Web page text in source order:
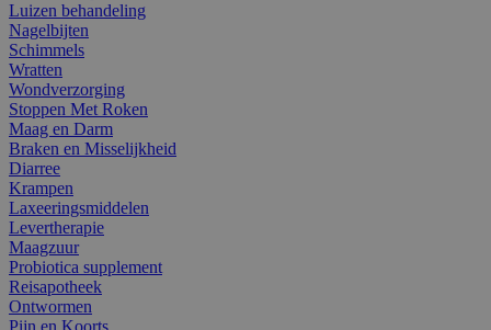
Luizen behandeling
Nagelbijten
Schimmels
Wratten
Wondverzorging
Stoppen Met Roken
Maag en Darm
Braken en Misselijkheid
Diarree
Krampen
Laxeeringsmiddelen
Levertherapie
Maagzuur
Probiotica supplement
Reisapotheek
Ontwormen
Pijn en Koorts